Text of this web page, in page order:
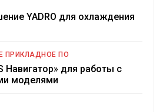
YADRO для охлаждения
ПРИКЛАДНОЕ ПО
Навигатор» для работы с
моделями